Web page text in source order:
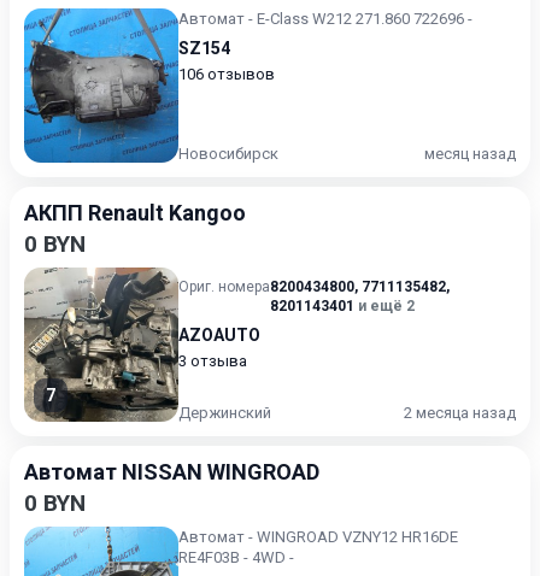
Автомат - E-Class W212 271.860 722696 -
SZ154
106 отзывов
Новосибирск месяц назад
АКПП Renault Kangoo
0 BYN
7
Ориг. номера8200434800, 7711135482,
8201143401 и ещё 2
AZOAUTO
3 отзыва
Держинский 2 месяца назад
Автомат NISSAN WINGROAD
0 BYN
Автомат - WINGROAD VZNY12 HR16DE
RE4F03B - 4WD -